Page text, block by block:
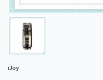
iJoy